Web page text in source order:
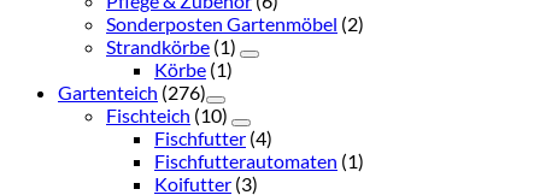
Sonderposten Gartenmöbel (2)
Strandkörbe (1)
Körbe (1)
Gartenteich (276)
Fischteich (10)
Fischfutter (4)
Fischfutterautomaten (1)
Koifutter (3)